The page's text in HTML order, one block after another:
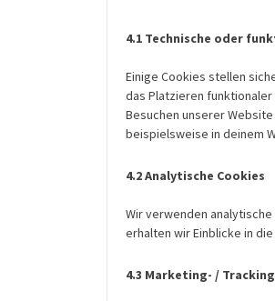
4.1 Technische oder
Einige Cookies stellen
das Platzieren
Besuchen unserer
beispielsweise in deinem
4.2 Analytische Cookies
Wir verwenden
erhalten wir Einblicke in
4.3 Marketing- /